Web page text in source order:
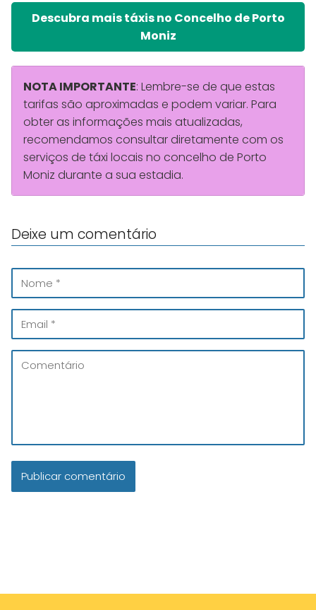
Descubra mais táxis no Concelho de Porto
Moniz
NOTA IMPORTANTE: Lembre-se de que estas
tarifas são aproximadas e podem variar. Para
obter as informações mais atualizadas,
recomendamos consultar diretamente com os
serviços de táxi locais no concelho de Porto
Moniz durante a sua estadia.
Deixe um comentário